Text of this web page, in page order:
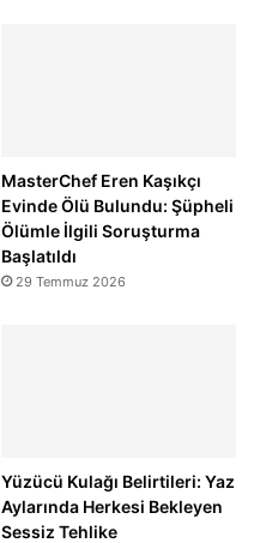
MasterChef Eren Kaşıkçı
Evinde Ölü Bulundu: Şüpheli
Ölümle İlgili Soruşturma
Başlatıldı
29 Temmuz 2026
Yüzücü Kulağı Belirtileri: Yaz
Aylarında Herkesi Bekleyen
Sessiz Tehlike